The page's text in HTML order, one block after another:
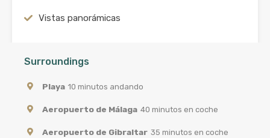
Vistas panorámicas
Surroundings
Playa 10 minutos andando
Aeropuerto de Málaga 40 minutos en coche
Aeropuerto de Gibraltar 35 minutos en coche